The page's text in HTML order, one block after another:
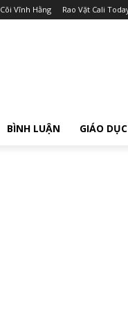
Cõi Vĩnh Hằng Rao Vặt Cali
BÌNH LUẬN GIÁO